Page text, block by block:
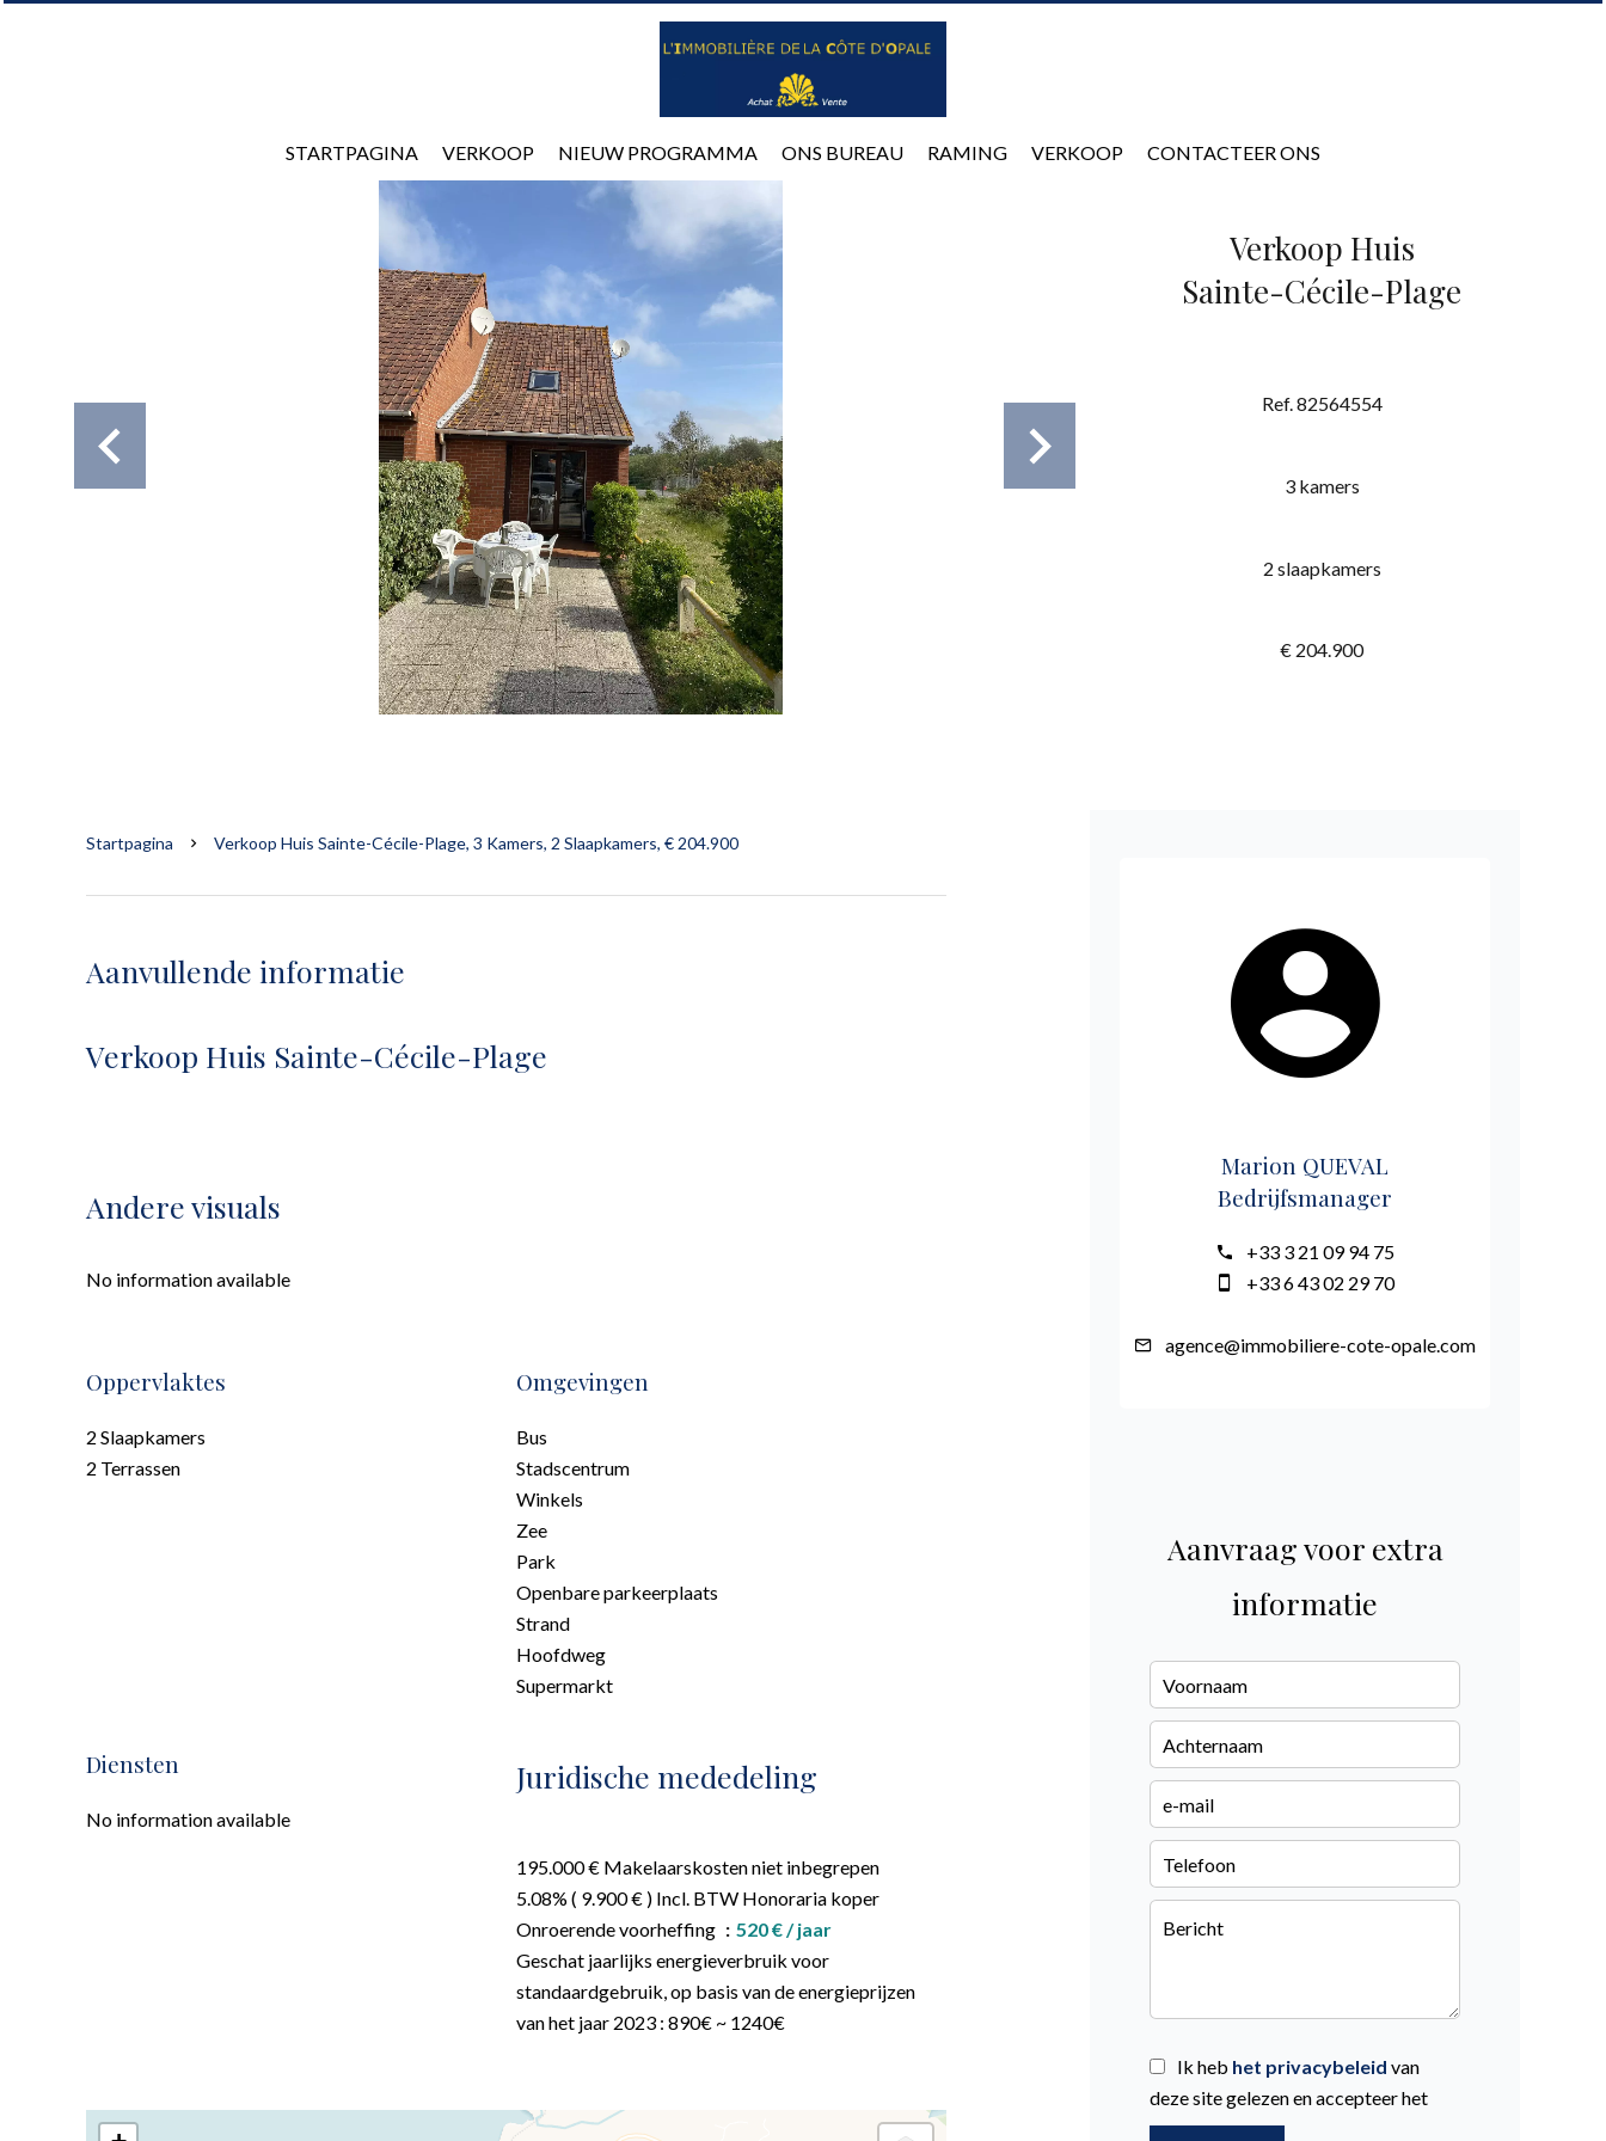
STARTPAGINA VERKOOP NIEUW PROGRAMMA ONS BUREAU RAMING VERKOOP CONTACTEER ONS
Verkoop Huis
Sainte-Cécile-Plage
Ref. 82564554
3 kamers
2 slaapkamers
€ 204.900
Startpagina Verkoop Huis Sainte-Cécile-Plage, 3 Kamers, 2 Slaapkamers, € 204.900
Aanvullende informatie
Verkoop Huis Sainte-Cécile-Plage
Andere visuals
No information available
Oppervlaktes
2 Slaapkamers
2 Terrassen
Omgevingen
Bus
Stadscentrum
Winkels
Zee
Park
Openbare parkeerplaats
Strand
Hoofdweg
Supermarkt
Diensten
No information available
Juridische mededeling
195.000 € Makelaarskosten niet inbegrepen
5.08% ( 9.900 € ) Incl. BTW Honoraria koper
Onroerende voorheffing
520 € / jaar
Geschat jaarlijks energieverbruik voor
standaardgebruik, op basis van de energieprijzen
van het jaar 2023 : 890€ ~ 1240€
Marion QUEVAL
Bedrijfsmanager
+33 3 21 09 94 75
+33 6 43 02 29 70
agence@immobiliere-cote-opale.com
Aanvraag voor extra
informatie
Ik heb het privacybeleid van
deze site gelezen en accepteer het